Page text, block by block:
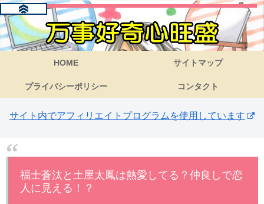
HOME サイトマップ
プライバシーポリシー コンタクト
サイト内でアフィリエイトプログラムを使用しています
福士蒼汰と土屋太鳳は熱愛してる？仲良しで恋
人に見える！？